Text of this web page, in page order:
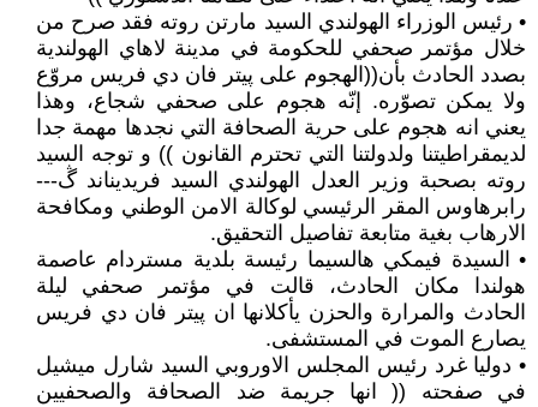
• رئيس الوزراء الهولندي السيد مارتن روته فقد صرح من
خلال مؤتمر صحفي للحكومة في مدينة لاهاي الهولندية
بصدد الحادث بأن((الهجوم على پيتر فان دي فريس مروّع
ولا يمكن تصوّره. إنّه هجوم على صحفي شجاع، وهذا
يعني انه هجوم على حرية الصحافة التي نجدها مهمة جدا
لديمقراطيتنا ولدولتنا التي تحترم القانون )) و توجه السيد
روته بصحبة وزير العدل الهولندي السيد فريديناند ڴ---
رابرهاوس المقر الرئيسي لوكالة الامن الوطني ومكافحة
الارهاب بغية متابعة تفاصيل التحقيق.
• السيدة فيمكي هالسيما رئيسة بلدية مستردام عاصمة
هولندا مكان الحادث، قالت في مؤتمر صحفي ليلة
الحادث والمرارة والحزن يأكلانها ان پيتر فان دي فريس
يصارع الموت في المستشفى.
• دوليا غرد رئيس المجلس الاوروبي السيد شارل ميشيل
في صفحته (( انها جريمة ضد الصحافة والصحفيين